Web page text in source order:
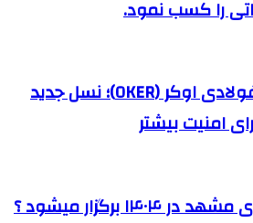
را کسب نمود.
معرفی کرکره فولادی اوکر (OKER)؛ نسل جدید
امنیت بیشتر
برگزار میشود ؟